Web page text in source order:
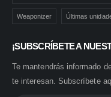
Weaponizer Últimas
¡SUBSCRÍBETE A
Te mantendrás informado
te interesan. Subscríbete